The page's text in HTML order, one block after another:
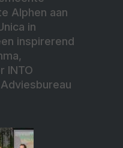
Alphen aan
in
inspirerend
INTO